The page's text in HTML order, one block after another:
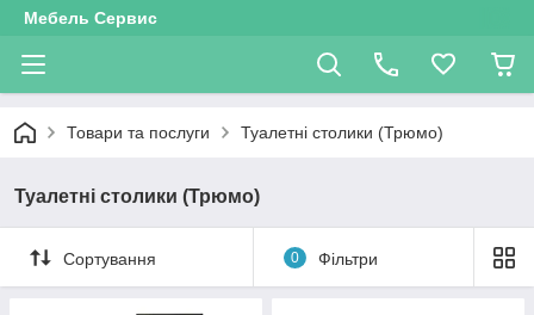
Мебель Сервис
Товари та послуги Туалетні столики (Трюмо)
Туалетні столики (Трюмо)
Сортування 0 Фільтри